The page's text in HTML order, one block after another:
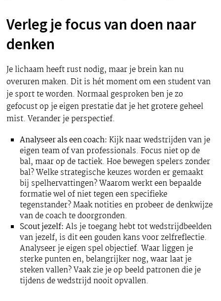
Verleg je focus van doen naar
denken
Je lichaam heeft rust nodig, maar je brein kan nu
overuren maken. Dit is hét moment om een student van
je sport te worden. Normaal gesproken ben je zo
gefocust op je eigen prestatie dat je het grotere geheel
mist. Verander je perspectief.
Analyseer als een coach: Kijk naar wedstrijden van je
eigen team of van professionals. Focus niet op de
bal, maar op de tactiek. Hoe bewegen spelers zonder
bal? Welke strategische keuzes worden er gemaakt
bij spelhervattingen? Waarom werkt een bepaalde
formatie wel of niet tegen een specifieke
tegenstander? Maak notities en probeer de denkwijze
van de coach te doorgronden.
Scout jezelf: Als je toegang hebt tot wedstrijdbeelden
van jezelf, is dit een gouden kans voor zelfreflectie.
Analyseer je eigen spel objectief. Waar liggen je
sterke punten en, belangrijker nog, waar laat je
steken vallen? Vaak zie je op beeld patronen die je
tijdens de wedstrijd nooit opvallen.